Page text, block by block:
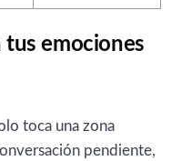
tus emociones
toca una zona
pendiente,